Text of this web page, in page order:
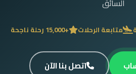
السائق
متابعة الرحلات +15,000 رحلة ناجحة
اتصل بنا الآن